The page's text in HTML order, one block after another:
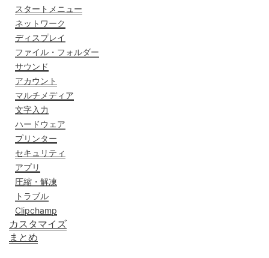
スタートメニュー
ネットワーク
ディスプレイ
ファイル・フォルダー
サウンド
アカウント
マルチメディア
文字入力
ハードウェア
プリンター
セキュリティ
アプリ
圧縮・解凍
トラブル
Clipchamp
カスタマイズ
まとめ